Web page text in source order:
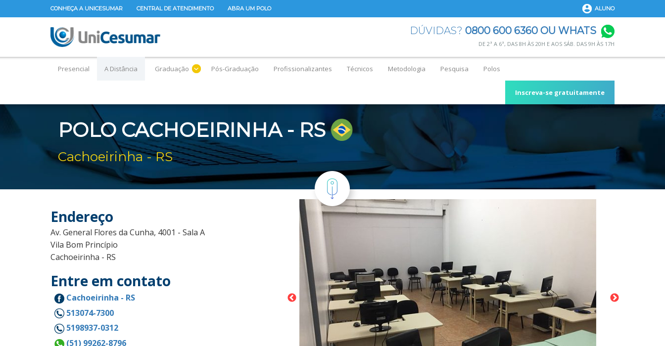
CONHEÇA A UNICESUMAR CENTRAL DE ATENDIMENTO ABRA UM POLO ALUNO
DÚVIDAS? 0800 600 6360 OU WHATS
DE 2ª A 6ª, DAS 8H ÀS 20H E AOS SÁB. DAS 9H ÀS 17H
Presencial A Distância Graduação Pós-Graduação Profissionalizantes Técnicos Metodologia Pesquisa Polos
Inscreva-se gratuitamente
POLO CACHOEIRINHA - RS
Cachoeirinha - RS
Endereço
Av. General Flores da Cunha, 4001 - Sala A
Vila Bom Princípio
Cachoeirinha - RS
Entre em contato
Cachoeirinha - RS
513074-7300
5198937-0312
(51) 99262-8796